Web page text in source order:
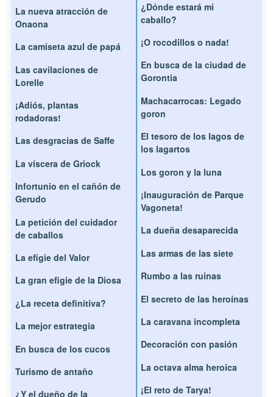
La nueva atracción de
Onaona
La camiseta azul de papá
Las cavilaciones de
Lorelle
¡Adiós, plantas
rodadoras!
Las desgracias de Saffe
La víscera de Griock
Infortunio en el cañón de
Gerudo
La petición del cuidador
de caballos
La efigie del Valor
La gran efigie de la Diosa
¿La receta definitiva?
La mejor estrategia
En busca de los cucos
Turismo de antaño
¿Y el dueño de la
¿Dónde estará mi
caballo?
¡O rocodillos o nada!
En busca de la ciudad de
Gorontia
Machacarrocas: Legado
goron
El tesoro de los lagos de
los lagartos
Los goron y la luna
¡Inauguración de Parque
Vagoneta!
La dueña desaparecida
Las armas de las siete
Rumbo a las ruinas
El secreto de las heroínas
La caravana incompleta
Decoración con pasión
La octava alma heroica
¡El reto de Tarya!